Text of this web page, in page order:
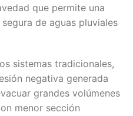
que permite una
de aguas pluviales
sistemas tradicionales,
negativa generada
grandes volúmenes
menor sección